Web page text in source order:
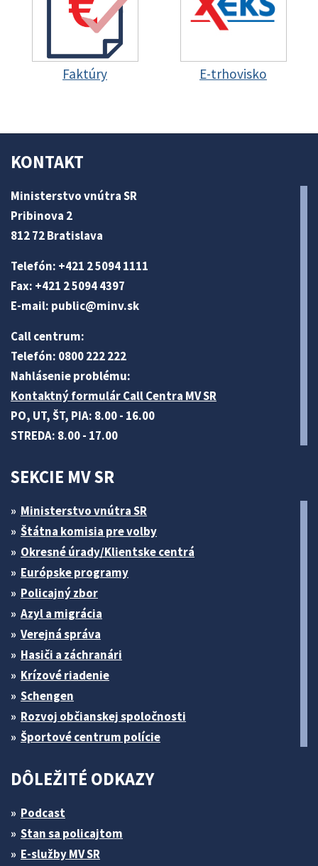
Faktúry E-trhovisko
KONTAKT
Ministerstvo vnútra SR
Pribinova 2
812 72 Bratislava
Telefón: +421 2 5094 1111
Fax: +421 2 5094 4397
E-mail: public@minv.sk
Call centrum:
Telefón: 0800 222 222
Nahlásenie problému:
Kontaktný formulár Call Centra MV SR
PO, UT, ŠT, PIA: 8.00 - 16.00
STREDA: 8.00 - 17.00
SEKCIE MV SR
Ministerstvo vnútra SR
Štátna komisia pre volby
Okresné úrady/Klientske centrá
Európske programy
Policajný zbor
Azyl a migrácia
Verejná správa
Hasiči a záchranári
Krízové riadenie
Schengen
Rozvoj občianskej spoločnosti
Športové centrum polície
DÔLEŽITÉ ODKAZY
Podcast
Stan sa policajtom
E-služby MV SR